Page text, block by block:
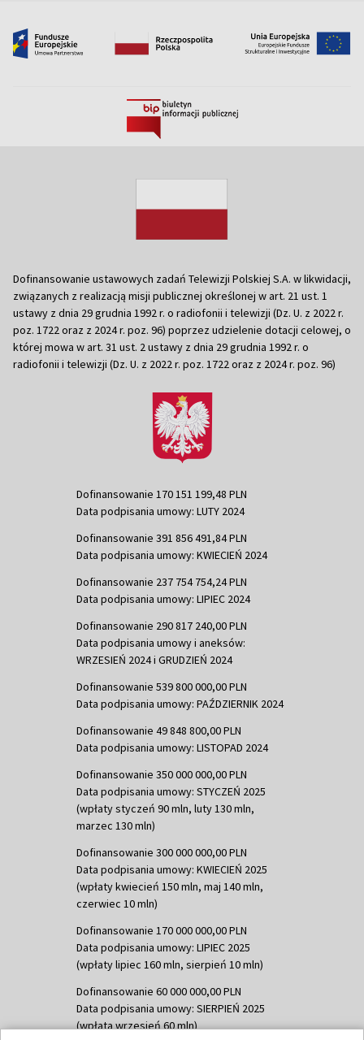
Dofinansowanie ustawowych zadań Telewizji Polskiej S.A. w likwidacji,
związanych z realizacją misji publicznej określonej w art. 21 ust. 1
ustawy z dnia 29 grudnia 1992 r. o radiofonii i telewizji (Dz. U. z 2022 r.
poz. 1722 oraz z 2024 r. poz. 96) poprzez udzielenie dotacji celowej, o
której mowa w art. 31 ust. 2 ustawy z dnia 29 grudnia 1992 r. o
radiofonii i telewizji (Dz. U. z 2022 r. poz. 1722 oraz z 2024 r. poz. 96)
Dofinansowanie 170 151 199,48 PLN
Data podpisania umowy: LUTY 2024
Dofinansowanie 391 856 491,84 PLN
Data podpisania umowy: KWIECIEŃ 2024
Dofinansowanie 237 754 754,24 PLN
Data podpisania umowy: LIPIEC 2024
Dofinansowanie 290 817 240,00 PLN
Data podpisania umowy i aneksów:
WRZESIEŃ 2024 i GRUDZIEŃ 2024
Dofinansowanie 539 800 000,00 PLN
Data podpisania umowy: PAŹDZIERNIK 2024
Dofinansowanie 49 848 800,00 PLN
Data podpisania umowy: LISTOPAD 2024
Dofinansowanie 350 000 000,00 PLN
Data podpisania umowy: STYCZEŃ 2025
(wpłaty styczeń 90 mln, luty 130 mln,
marzec 130 mln)
Dofinansowanie 300 000 000,00 PLN
Data podpisania umowy: KWIECIEŃ 2025
(wpłaty kwiecień 150 mln, maj 140 mln,
czerwiec 10 mln)
Dofinansowanie 170 000 000,00 PLN
Data podpisania umowy: LIPIEC 2025
(wpłaty lipiec 160 mln, sierpień 10 mln)
Dofinansowanie 60 000 000,00 PLN
Data podpisania umowy: SIERPIEŃ 2025
(wpłata wrzesień 60 mln)